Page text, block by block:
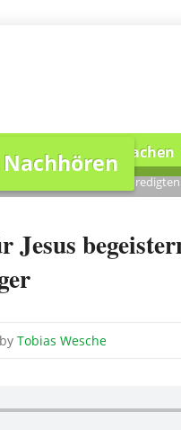
Mitmachen
Jesus
by Tobias Wesche